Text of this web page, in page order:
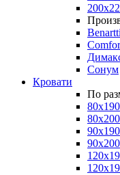
Benartti
Сонум
Кровати
По
80x190
80x200
90x190
90x200